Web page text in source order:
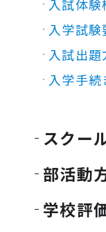
入試体験
入学試験
入試出題
入学手続
スクー
部活動
学校評